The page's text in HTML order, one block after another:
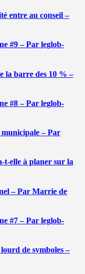
entre au conseil –
#9 – Par leglob-
la barre des 10 % –
#8 – Par leglob-
municipale – Par
t-elle à planer sur la
– Par Marrie de
#7 – Par leglob-
de symboles –